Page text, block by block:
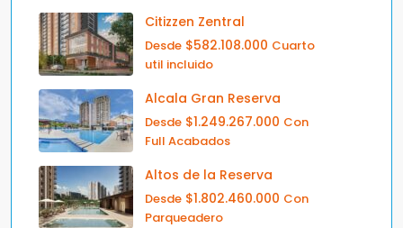
Citizzen Zentral
Desde $582.108.000 Cuarto
util incluido
Alcala Gran Reserva
Desde $1.249.267.000 Con
Full Acabados
Altos de la Reserva
Desde $1.802.460.000 Con
Parqueadero